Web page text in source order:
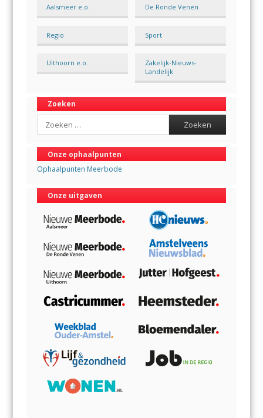
Aalsmeer e.o. De Ronde Venen
Regio Sport
Uithoorn e.o.
Zakelijk-Nieuws-
Landelijk
Zoeken
Search
Onze ophaalpunten
Ophaalpunten Meerbode
Onze uitgaven